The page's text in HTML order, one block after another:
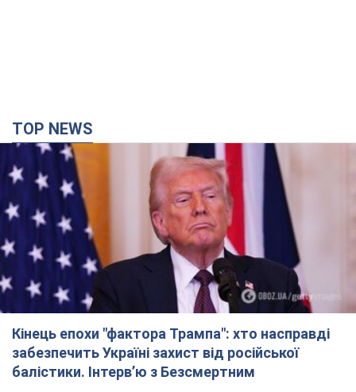
TOP NEWS
Кінець епохи "фактора Трампа": хто насправді
забезпечить Україні захист від російської
балістики. Інтерв’ю з Безсмертним